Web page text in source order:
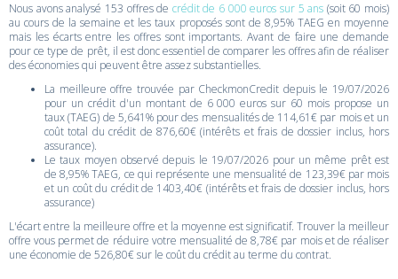
Nous avons analysé 153 offres de crédit de 6 000 euros sur 5 ans (soit 60 mois)
au cours de la semaine et les taux proposés sont de 8,95% TAEG en moyenne
mais les écarts entre les offres sont importants. Avant de faire une demande
pour ce type de prêt, il est donc essentiel de comparer les offres afin de réaliser
des économies qui peuvent être assez substantielles.
La meilleure offre trouvée par CheckmonCredit depuis le 19/07/2026
pour un crédit d'un montant de 6 000 euros sur 60 mois propose un
taux (TAEG) de 5,641% pour des mensualités de 114,61€ par mois et un
coût total du crédit de 876,60€ (intérêts et frais de dossier inclus, hors
assurance).
Le taux moyen observé depuis le 19/07/2026 pour un même prêt est
de 8,95% TAEG, ce qui représente une mensualité de 123,39€ par mois
et un coût du crédit de 1403,40€ (intérêts et frais de dossier inclus, hors
assurance)
L'écart entre la meilleure offre et la moyenne est significatif. Trouver la meilleur
offre vous permet de réduire votre mensualité de 8,78€ par mois et de réaliser
une économie de 526,80€ sur le coût du crédit au terme du contrat.